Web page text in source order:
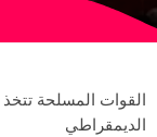
القوات المسلحة تتخذ
الديمقراطي